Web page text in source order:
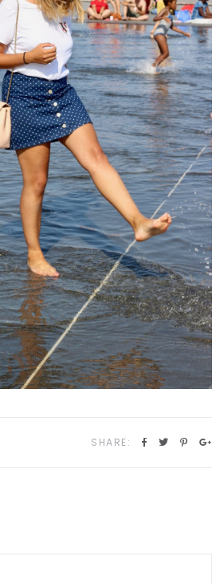
SHARE: